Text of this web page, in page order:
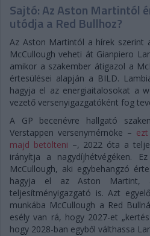
Sajtó: Az Aston Martintól
utódja a Red Bullhoz?
Az Aston Martintól a hírek szerint
McCullough veheti át Gianpiero
amikor a szakember átigazol a
értesülései alapján a BILD.
hagyja el az energiaitalosokat a
vezető versenyigazgatóként fog
A GP becenévre hallgató
Verstappen versenymérnöke –
majd betölteni –, 2022 óta a
irányítja a nagydíjhétvégéken.
McCullough, aki egybehangzó
hagyja el az Aston Martint,
teljesítményigazgató is. Azt
munkába McCullough a Red
esély van rá, hogy 2027-et
hogy 2028-ban egyből válthassa